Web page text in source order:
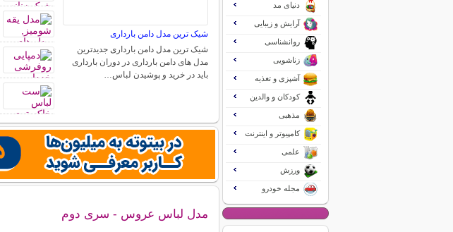
شیک ترین مدل دامن بارداری
شیک ترین مدل دامن بارداری جدیدترین
مدل های دامن بارداری در دوران بارداری
باید در خرید و پوشیدن لباس…
مدل لباس عروس - سری دوم
دنیای مد
آرایش و زیبایی
روانشناسی
زناشویی
آشپزی و تغذیه
کودکان و والدین
مذهبی
کامپیوتر و اینترنت
علمی
ورزش
مجله خودرو